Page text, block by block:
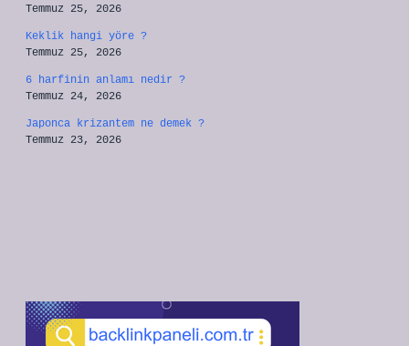
Temmuz 25, 2026
Keklik hangi yöre ?
Temmuz 25, 2026
6 harfinin anlamı nedir ?
Temmuz 24, 2026
Japonca krizantem ne demek ?
Temmuz 23, 2026